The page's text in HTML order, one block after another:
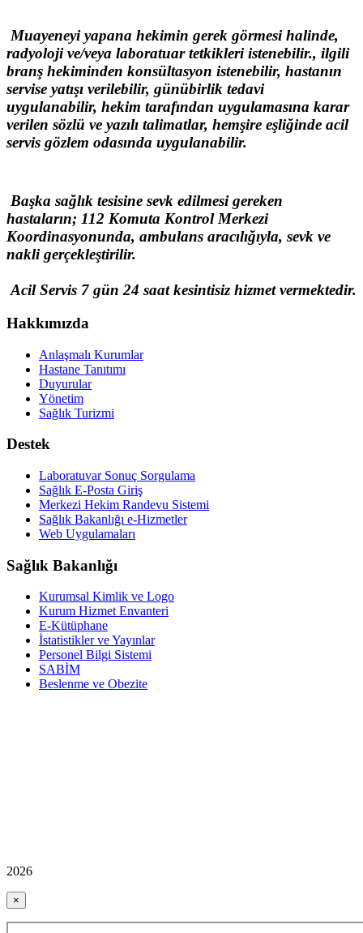
Muayeneyi yapana hekimin gerek görmesi halinde,
radyoloji ve/veya laboratuar tetkikleri istenebilir., ilgili
branş hekiminden konsültasyon istenebilir, hastanın
servise yatışı verilebilir, günübirlik tedavi
uygulanabilir, hekim tarafından uygulamasına karar
verilen sözlü ve yazılı talimatlar, hemşire eşliğinde acil
servis gözlem odasında uygulanabilir.
Başka sağlık tesisine sevk edilmesi gereken
hastaların; 112 Komuta Kontrol Merkezi
Koordinasyonunda, ambulans aracılığıyla, sevk ve
nakli gerçekleştirilir.
Acil Servis 7 gün 24 saat kesintisiz hizmet vermektedir.
Hakkımızda
Anlaşmalı Kurumlar
Hastane Tanıtımı
Duyurular
Yönetim
Sağlık Turizmi
Destek
Laboratuvar Sonuç Sorgulama
Sağlık E-Posta Giriş
Merkezi Hekim Randevu Sistemi
Sağlık Bakanlığı e-Hizmetler
Web Uygulamaları
Sağlık Bakanlığı
Kurumsal Kimlik ve Logo
Kurum Hizmet Envanteri
E-Kütüphane
İstatistikler ve Yayınlar
Personel Bilgi Sistemi
SABİM
Beslenme ve Obezite
2026
×